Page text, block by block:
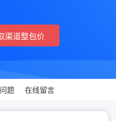
渠道整包价
题 在线留言